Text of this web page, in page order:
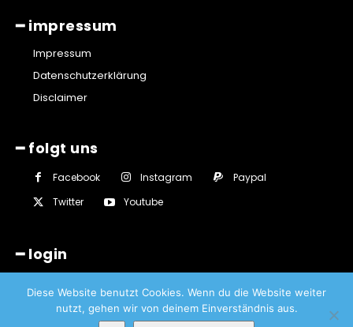
━ impressum
Impressum
Datenschutzerklärung
Disclaimer
━ folgt uns
Facebook Instagram
Paypal
Twitter
Youtube
━ login
Diese Website benutzt Cookies. Wenn du die Website weiter
nutzt, gehen wir von deinem Einverständnis aus.